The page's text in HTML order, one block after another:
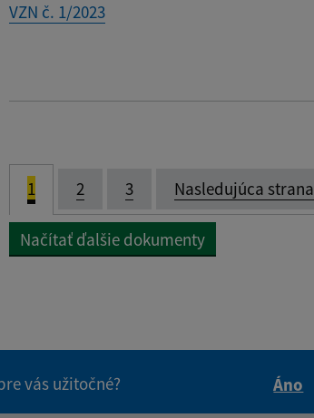
VZN č. 1/2023
1 2 3 Nasledujúca strana
Načítať ďalšie dokumenty
vás užitočné?
Áno